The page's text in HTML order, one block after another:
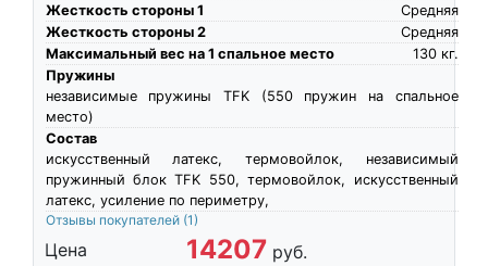
Жесткость стороны 1
Средняя
Жесткость стороны 2
Средняя
Максимальный вес на 1 спальное место
кг.
130
Пружины
независимые пружины TFK (550 пружин на спальное
место)
Состав
искусственный латекс, термовойлок, независимый
пружинный блок TFK 550, термовойлок, искусственный
латекс, усиление по периметру,
Отзывы покупателей (1)
Цена 14207 руб.